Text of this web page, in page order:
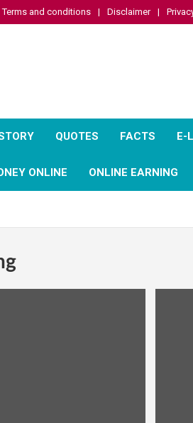
Terms and conditions Disclaimer
QUOTES FACTS E-
ONLINE ONLINE EARNING